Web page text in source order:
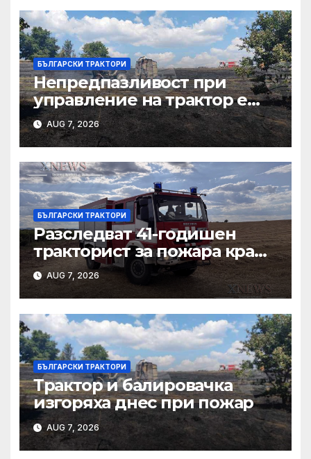
БЪЛГАРСКИ ТРАКТОРИ
Непредпазливост при
управление на трактор е
причина за вчерашния
пожар край
тополовградското село
Българска поляна
AUG 7, 2026
БЪЛГАРСКИ ТРАКТОРИ
Разследват 41-годишен
тракторист за пожара край
Българска поляна
AUG 7, 2026
БЪЛГАРСКИ ТРАКТОРИ
Трактор и балировачка
изгоряха днес при пожар
AUG 7, 2026